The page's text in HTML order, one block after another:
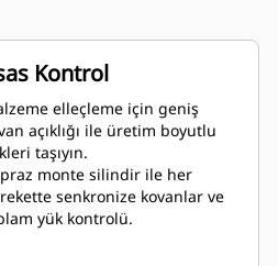
Kontrol
elleçleme için geniş
açıklığı ile üretim boyutlu
taşıyın.
monte silindir ile her
senkronize kovanlar ve
yük kontrolü.